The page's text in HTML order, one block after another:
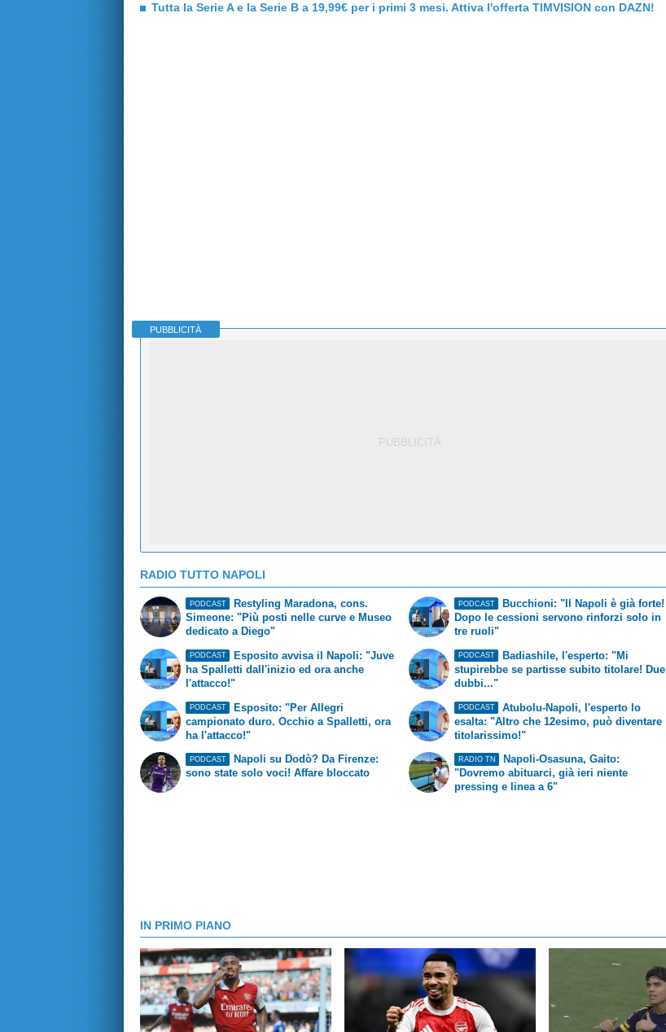
Tutta la Serie A e la Serie B a 19,99€ per i primi 3 mesi. Attiva l'offerta TIMVISION con DAZN!
PUBBLICITÀ
RADIO TUTTO NAPOLI
PODCAST
Restyling Maradona, cons.
Simeone: "Più posti nelle curve e Museo
dedicato a Diego"
PODCAST
Esposito avvisa il Napoli: "Juve
ha Spalletti dall'inizio ed ora anche
l'attacco!"
PODCAST
Bucchioni: "Il Napoli è già forte!
Dopo le cessioni servono rinforzi solo in
tre ruoli"
PODCAST
Badiashile, l'esperto: "Mi
stupirebbe se partisse subito titolare! Due
dubbi..."
PODCAST
Esposito: "Per Allegri
campionato duro. Occhio a Spalletti, ora
ha l'attacco!"
PODCAST
Napoli su Dodò? Da Firenze:
sono state solo voci! Affare bloccato
PODCAST
Atubolu-Napoli, l'esperto lo
esalta: "Altro che 12esimo, può diventare
titolarissimo!"
RADIO TN
Napoli-Osasuna, Gaito:
"Dovremo abituarci, già ieri niente
pressing e linea a 6"
IN PRIMO PIANO